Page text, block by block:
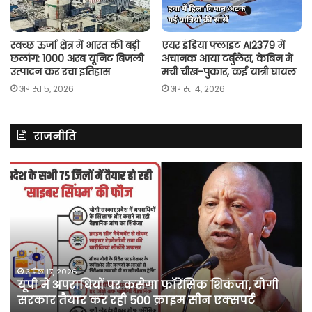
स्वच्छ ऊर्जा क्षेत्र में भारत की बड़ी
छलांग: 1000 अरब यूनिट बिजली
उत्पादन कर रचा इतिहास
अगस्त 5, 2026
एयर इंडिया फ्लाइट AI2379 में
अचानक आया टर्बुलेंस, केबिन में
मची चीख-पुकार, कई यात्री घायल
अगस्त 4, 2026
राजनीति
असम
में
कांग्रेस
नेता
पवन
खेड़ा
को
अप्रैल 10, 2026
असम में दर्ज मामले में कांग्रेस नेता पवन खेड़ा को एक
सप्ताह की अग्रिम जमानत